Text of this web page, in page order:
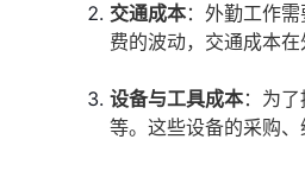
交通成本：外勤工作
费的波动，交通成本在
设备与工具成本：为
等。这些设备的采购、